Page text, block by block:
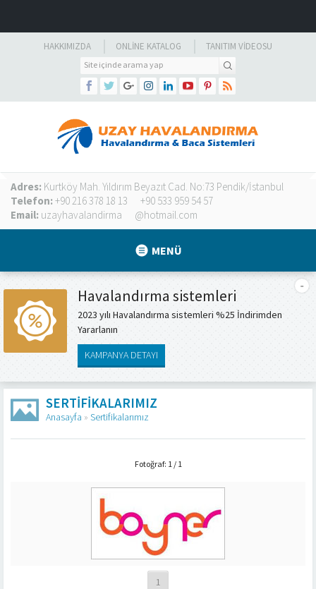
HAKKIMIZDA ONLINE KATALOG TANITIM VIDEOSU
Adres: Kurtköy Mah. Yıldırım Beyazıt Cad. No:73 Pendik/İstanbul
Telefon: +90 216 378 18 13
+90 533 959 54 57
Email: uzayhavalandirma @hotmail.com
MENÜ
Havalandırma sistemleri
2023 yılı Havalandırma sistemleri %25 İndirimden
Yararlanın
KAMPANYA DETAYI
SERTIFIKALARIMIZ
Anasayfa » Sertifikalarımız
Fotoğraf: 1 / 1
1